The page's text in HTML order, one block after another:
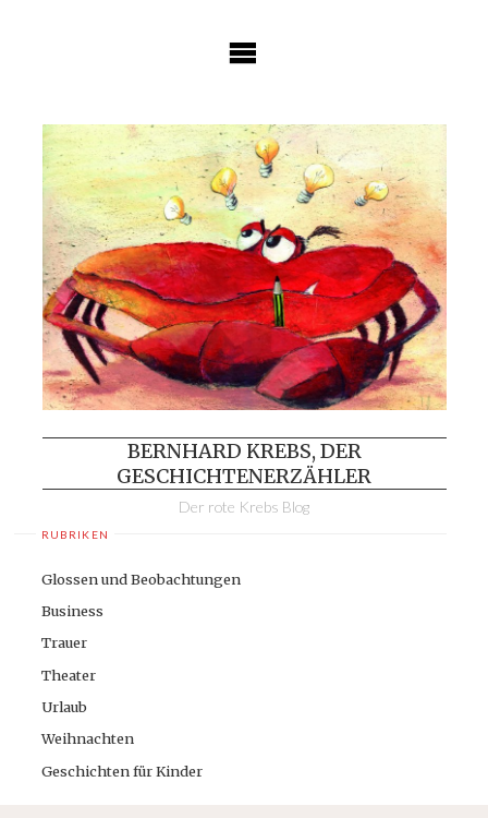
BERNHARD KREBS, DER
GESCHICHTENERZÄHLER
Der rote Krebs Blog
RUBRIKEN
Glossen und Beobachtungen
Business
Trauer
Theater
Urlaub
Weihnachten
Geschichten für Kinder